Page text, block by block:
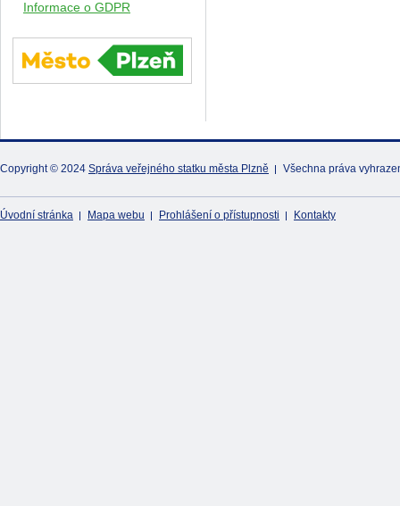
Informace o GDPR
Copyright © 2024 Správa veřejného statku města Plzně Všechna práva
Úvodní stránka Mapa webu Prohlášení o přístupnosti Kontakty